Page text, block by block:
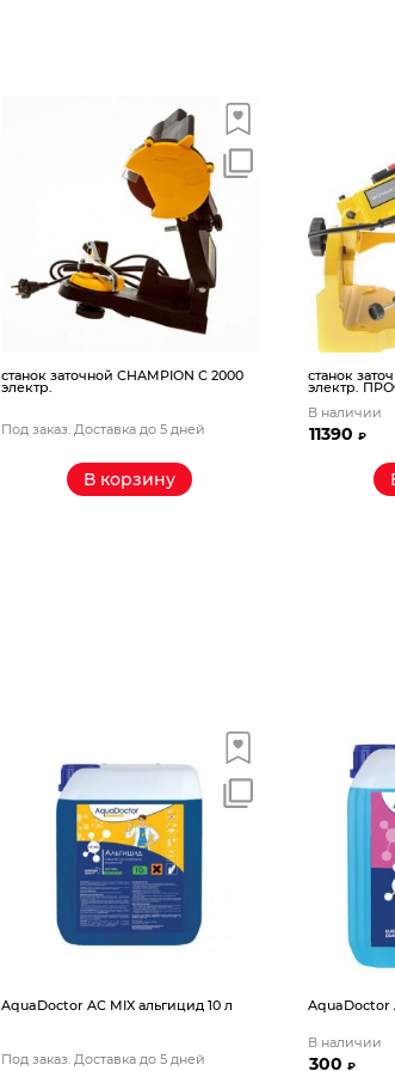
станок заточной CHAMPION C 2000
электр.
Под заказ. Доставка до 5 дней
В корзину
станок
электр.
В наличии
11390₽
AquaDoctor AС MIX альгицид 10 л
Под заказ. Доставка до 5 дней
AquaDoctor
В наличии
300₽